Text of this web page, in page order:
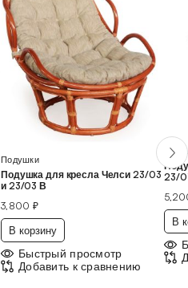
Подушки
Подушка для кресла Челси 23/03
и 23/03 В
3,800 ₽
В корзину
Быстрый просмотр
Добавить к сравнению
23/
В